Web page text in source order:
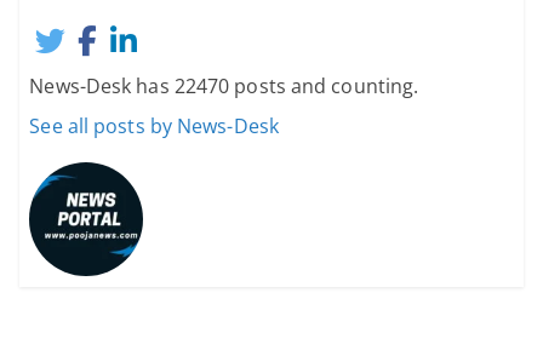
News-Desk has 22470 posts and counting.
See all posts by News-Desk